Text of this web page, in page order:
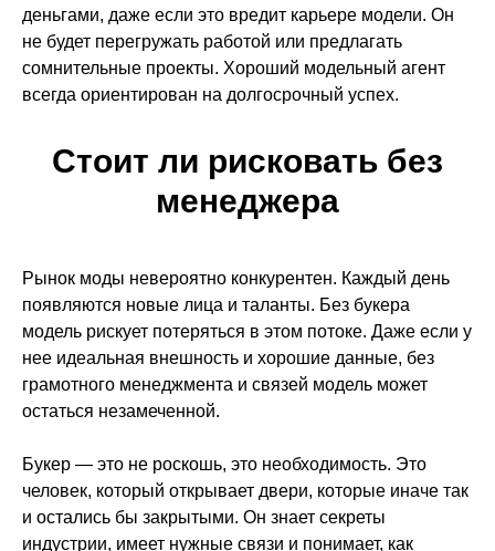
деньгами, даже если это вредит карьере модели. Он
не будет перегружать работой или предлагать
сомнительные проекты. Хороший модельный агент
всегда ориентирован на долгосрочный успех.
Стоит ли рисковать без
менеджера
Рынок моды невероятно конкурентен. Каждый день
появляются новые лица и таланты. Без букера
модель рискует потеряться в этом потоке. Даже если у
нее идеальная внешность и хорошие данные, без
грамотного менеджмента и связей модель может
остаться незамеченной.
Букер — это не роскошь, это необходимость. Это
человек, который открывает двери, которые иначе так
и остались бы закрытыми. Он знает секреты
индустрии, имеет нужные связи и понимает, как
+7 499 322 21 09
Политика конфиденциальности
Полежаевская, 1-ая Магистральная
улица, 25, 2 этаж, офис 12
с 10:00 до 19:00 без выходных
ИП Саватеева Дарья Валерьевна,
ИНН: 770501593933,
ОГРНИП: 309774626500411